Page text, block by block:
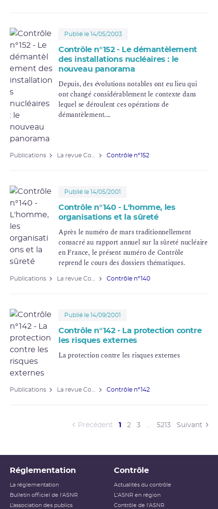
Publié le 14/05/2003
Contrôle n°152 - Le démantèlement
des installations nucléaires : le
nouveau panorama
Depuis, des évolutions notables ont eu lieu qui
ont changé considérablement le contexte dans
lequel se déroulent ces opérations de
démantèlement.
Publications Contrôle n°152
Publié le 14/05/2001
Contrôle n°140 - L'homme, les
organisations et la sûreté
Après le numéro de mars traditionnellement
consacré au rapport annuel sur la sûreté nucléaire
en France, le présent numéro de Contrôle
reprend le cours des dossiers thématiques.
Publications Contrôle n°140
Publié le 14/09/2001
Contrôle n°142 - La protection contre
les risques externes
La protection contre les risques externes
Publications Contrôle n°142
Précédent 1 (current)
2 3 … 5213 Suivant
Réglementation
La réglementation
Bulletin officiel de l'ASNR
L’association des publics
Contrôle
Actualités du contrôle
L'ASNR en région
Contrôle de l'ASNR